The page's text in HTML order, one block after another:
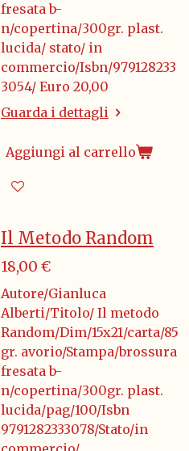
fresata b-
n/copertina/300gr. plast.
lucida/ stato/ in
commercio/Isbn/979128233
3054/ Euro 20,00
Guarda i dettagli
Aggiungi al carrello
Il Metodo Random
18,00 €
Autore/Gianluca
Alberti/Titolo/ Il metodo
Random/Dim/15x21/carta/85
gr. avorio/Stampa/brossura
fresata b-
n/copertina/300gr. plast.
lucida/pag/100/Isbn
9791282333078/Stato/in